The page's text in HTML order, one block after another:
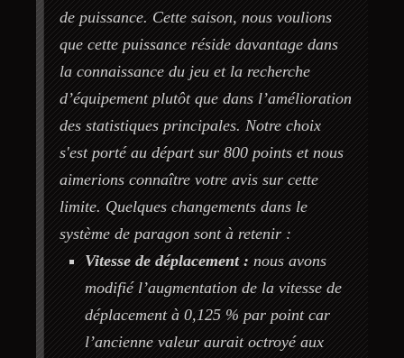
de puissance. Cette saison, nous voulions
que cette puissance réside davantage dans
la connaissance du jeu et la recherche
d’équipement plutôt que dans l’amélioration
des statistiques principales. Notre choix
s'est porté au départ sur 800 points et nous
aimerions connaître votre avis sur cette
limite. Quelques changements dans le
système de paragon sont à retenir :
Vitesse de déplacement : nous avons
modifié l’augmentation de la vitesse de
déplacement à 0,125 % par point car
l’ancienne valeur aurait octroyé aux